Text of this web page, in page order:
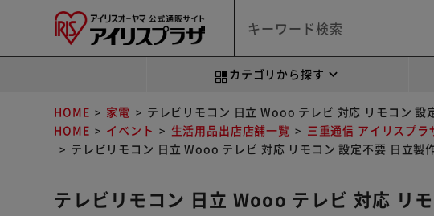
カテゴリから探す
HOME 家電
テレビリモコン 日立 Wooo テレビ 対応 リモコン 設
HOME
イベント 生活用品出店店舗一覧
三重通信 アイリスプラ
テレビリモコン 日立 Wooo テレビ 対応 リモコン 設定不要 日立製
テレビリモコン 日立 Wooo テレビ 対応 リ